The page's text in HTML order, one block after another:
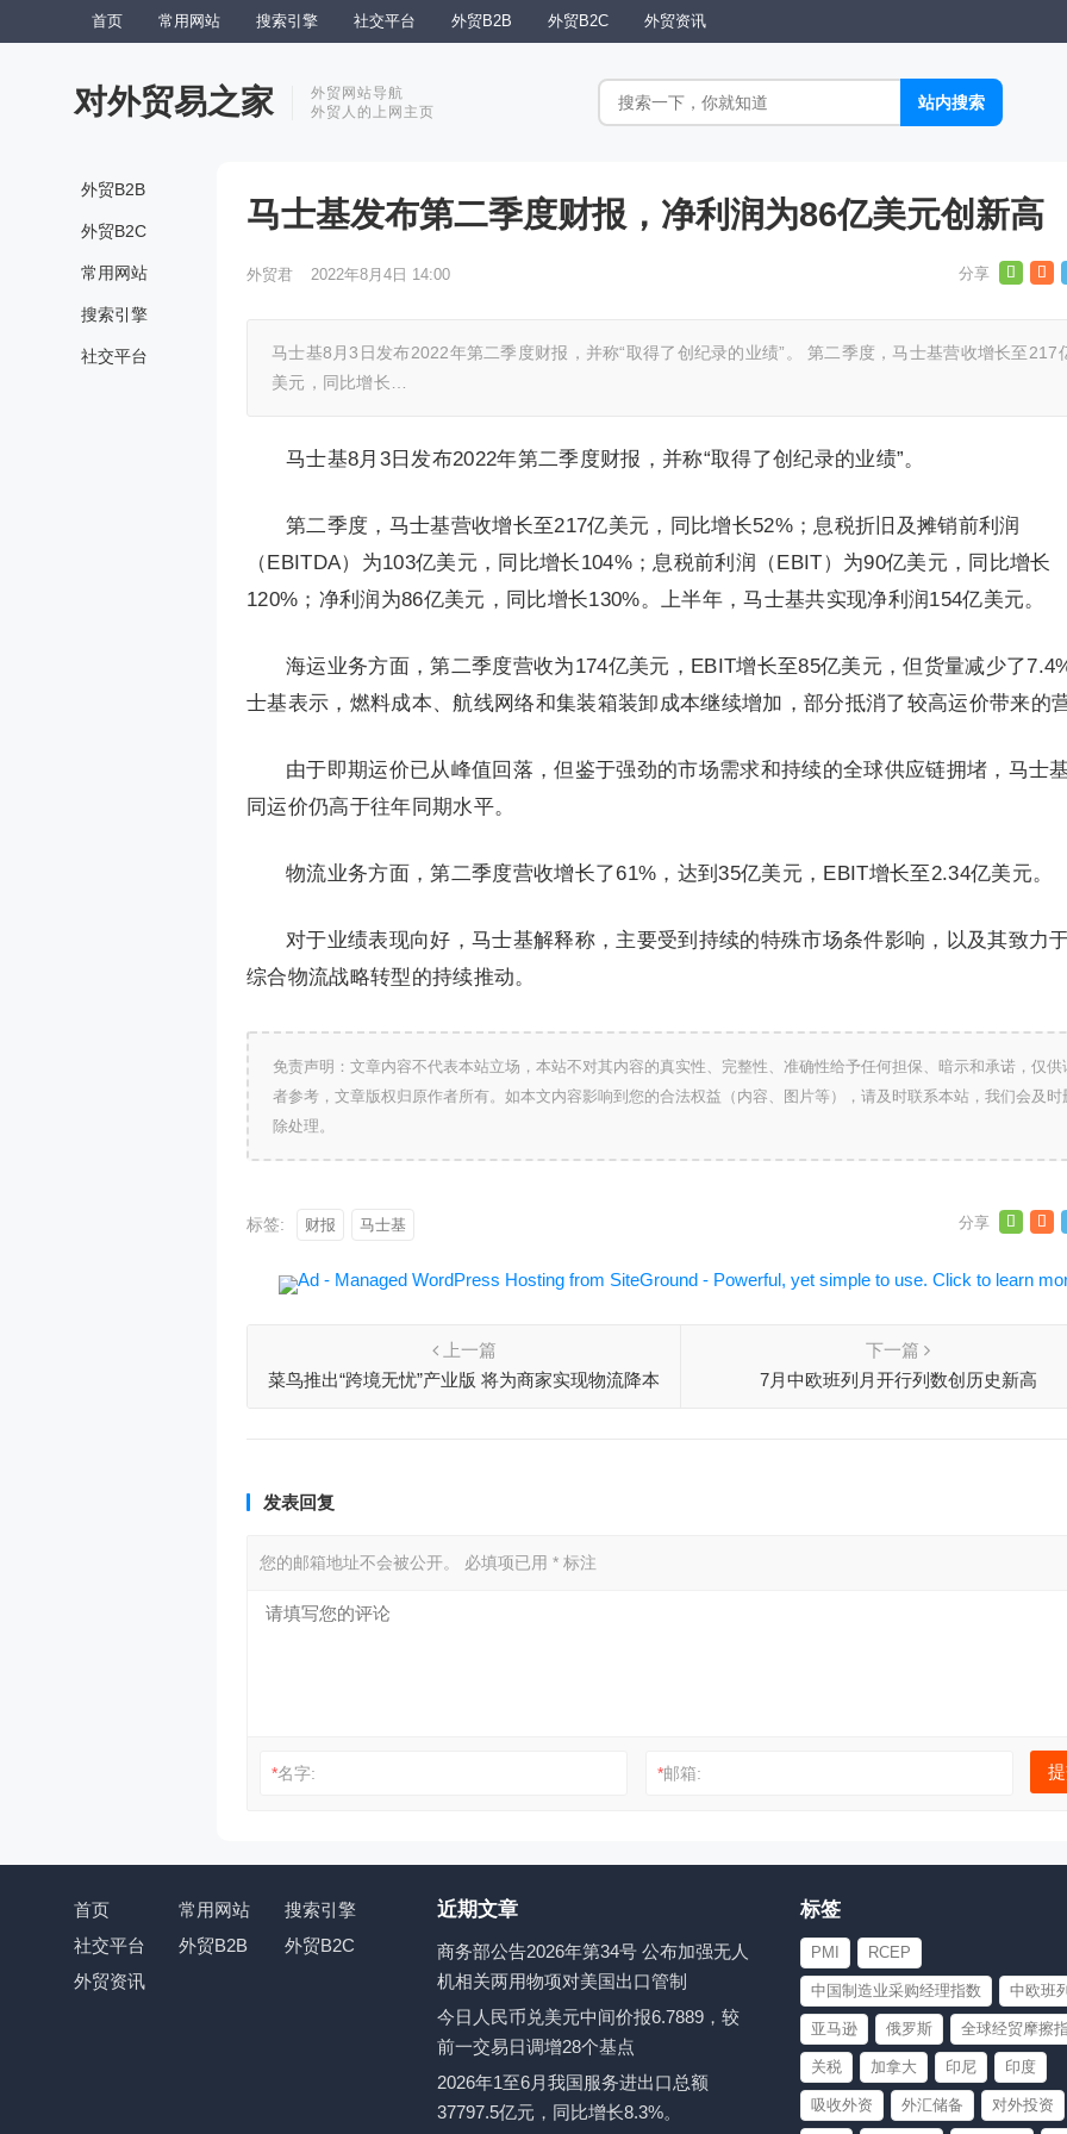
首页 常用网站 搜索引擎 社交平台 外贸B2B 外贸B2C 外贸资讯
对外贸易之家
外贸网站导航
外贸人的上网主页
外贸B2B
外贸B2C
常用网站
搜索引擎
社交平台
马士基发布第二季度财报，净利润为86亿美元创新高
外贸君 2022年8月4日 14:00
马士基8月3日发布2022年第二季度财报，并称“取得了创纪录的业绩”。 第二季度，马士基营收增长至217
美元，同比增长…
马士基8月3日发布2022年第二季度财报，并称“取得了创纪录的业绩”。
第二季度，马士基营收增长至217亿美元，同比增长52%；息税折旧及摊销前利润
（EBITDA）为103亿美元，同比增长104%；息税前利润（EBIT）为90亿美元，同比增长
120%；净利润为86亿美元，同比增长130%。上半年，马士基共实现净利润154亿美元。
海运业务方面，第二季度营收为174亿美元，EBIT增长至85亿美元，但货量减少了
士基表示，燃料成本、航线网络和集装箱装卸成本继续增加，部分抵消了较高运价带来的
由于即期运价已从峰值回落，但鉴于强劲的市场需求和持续的全球供应链拥堵，马士
同运价仍高于往年同期水平。
物流业务方面，第二季度营收增长了61%，达到35亿美元，EBIT增长至2.34亿美元。
对于业绩表现向好，马士基解释称，主要受到持续的特殊市场条件影响，以及其致力
综合物流战略转型的持续推动。
免责声明：文章内容不代表本站立场，本站不对其内容的真实性、完整性、准确性给予任何担保、暗示和承诺，仅供
者参考，文章版权归原作者所有。如本文内容影响到您的合法权益（内容、图片等），请及时联系本站，我们会及时
除处理。
标签: 财报 马士基
上一篇
菜鸟推出“跨境无忧”产业版 将为商家实现物流降本
下一篇
7月中欧班列月开行列数创历史新高
发表回复
您的邮箱地址不会被公开。 必填项已用 * 标注
*名字: *邮箱:
首页 常用网站
搜索引擎
社交平台
外贸B2B
外贸B2C
外贸资讯
近期文章
商务部公告2026年第34号 公布加强无人
机相关两用物项对美国出口管制
今日人民币兑美元中间价报6.7889，较
前一交易日调增28个基点
2026年1至6月我国服务进出口总额
37797.5亿元，同比增长8.3%。
标签
PMI RCEP
中国制造业采购经理指数 中欧班
亚马逊 俄罗斯 全球经贸摩擦
关税 加拿大 印尼 印度
吸收外资 外汇储备 对外投资